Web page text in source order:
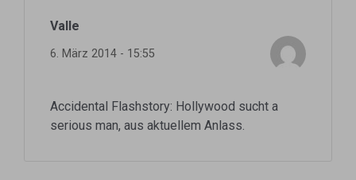
Valle
6. März 2014 - 15:55
Accidental Flashstory: Hollywood sucht a
serious man, aus aktuellem Anlass.